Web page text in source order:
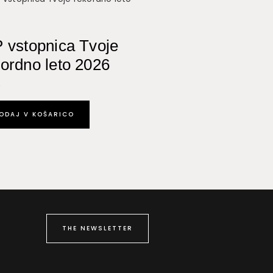
vstopnica Tvoje
leto 2026
V KOŠARICO
THE NEWSLETTER